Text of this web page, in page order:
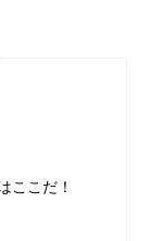
ここだ！